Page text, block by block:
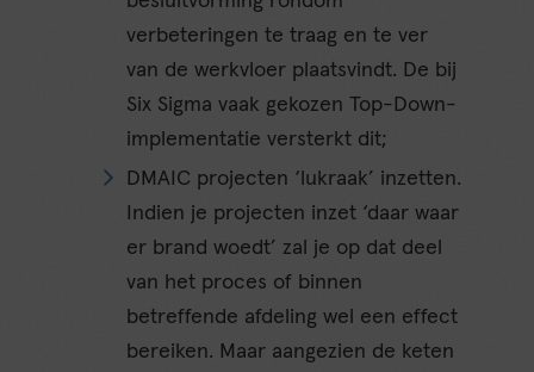
verbeteringen te traag en te ver
van de werkvloer plaatsvindt. De bij
Six Sigma vaak gekozen Top-Down-
implementatie versterkt dit;
DMAIC projecten ‘lukraak’ inzetten.
Indien je projecten inzet ‘daar waar
er brand woedt’ zal je op dat deel
van het proces of binnen
betreffende afdeling wel een effect
bereiken. Maar aangezien de keten